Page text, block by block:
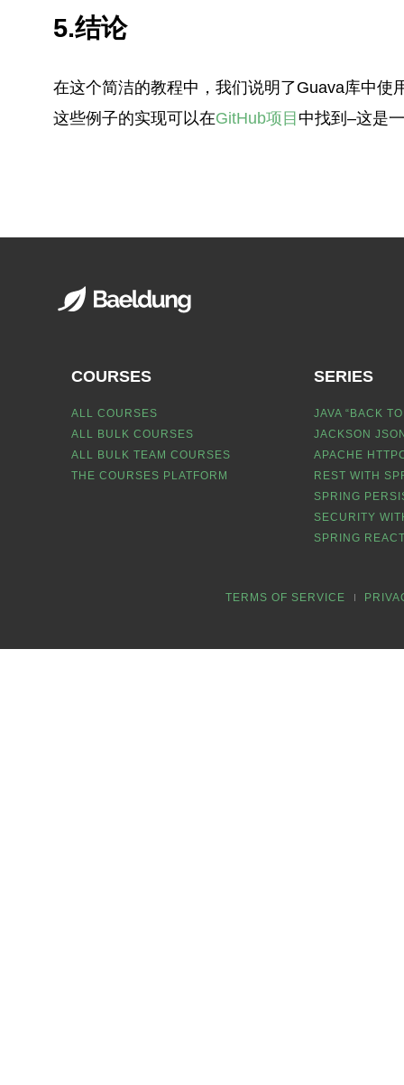
5.结论
在这个简洁的教程中，我们说明了Guava库中使
这些例子的实现可以在GitHub项目 中找到–这是
COURSES
ALL COURSES
ALL BULK COURSES
ALL BULK TEAM COURSES
THE COURSES PLATFORM
SERIES
JAVA “BACK
JACKSON
APACHE
REST WITH
SPRING
SECURITY
SPRING
TERMS OF SERVICE